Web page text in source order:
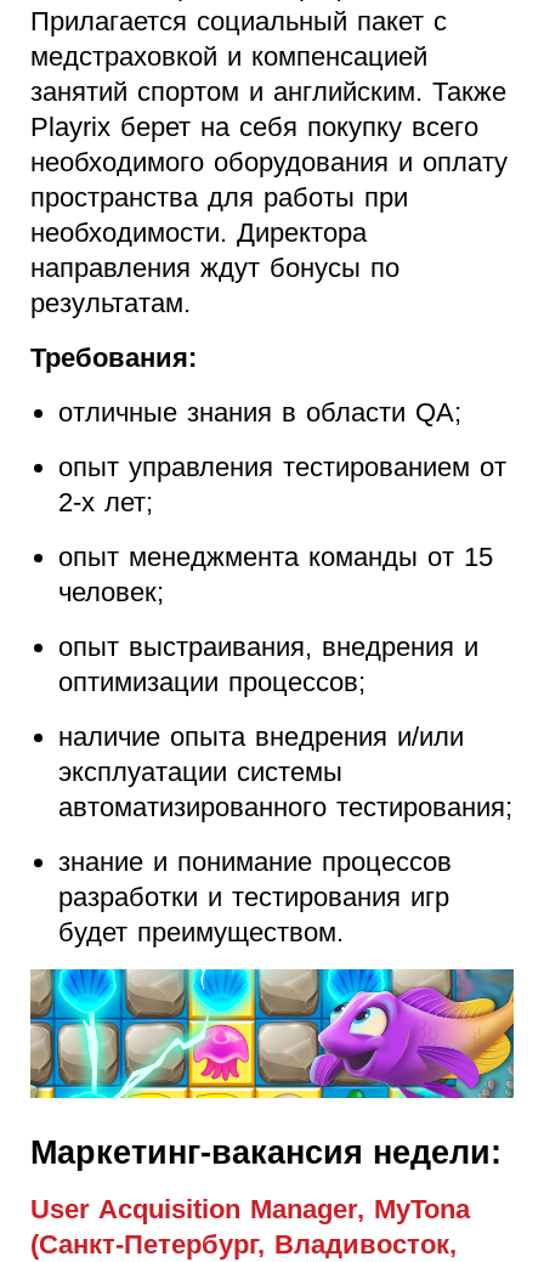
Прилагается социальный пакет с
медстраховкой и компенсацией
занятий спортом и английским. Также
Playrix берет на себя покупку всего
необходимого оборудования и оплату
пространства для работы при
необходимости. Директора
направления ждут бонусы по
результатам.
Требования:
отличные знания в области QA;
опыт управления тестированием от
2-х лет;
опыт менеджмента команды от 15
человек;
опыт выстраивания, внедрения и
оптимизации процессов;
наличие опыта внедрения и/или
эксплуатации системы
автоматизированного тестирования;
знание и понимание процессов
разработки и тестирования игр
будет преимуществом.
Маркетинг-вакансия недели:
User Acquisition Manager, MyTona
(Санкт-Петербург, Владивосток,